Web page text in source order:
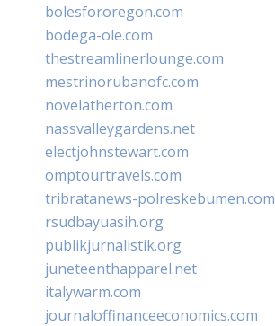
bolesfororegon.com
bodega-ole.com
thestreamlinerlounge.com
mestrinorubanofc.com
novelatherton.com
nassvalleygardens.net
electjohnstewart.com
omptourtravels.com
tribratanews-polreskebumen.com
rsudbayuasih.org
publikjurnalistik.org
juneteenthapparel.net
italywarm.com
journaloffinanceeconomics.com